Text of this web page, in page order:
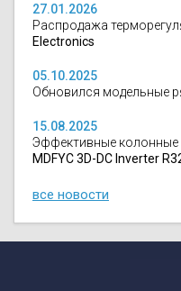
27.01.2026
Распродажа
Electronics
05.10.2025
Обновился модельные
15.08.2025
Эффективные колонные
MDFYC 3D-DC Inverter
все новости